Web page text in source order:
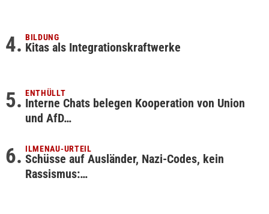
BILDUNG
Kitas als Integrationskraftwerke
ENTHÜLLT
Interne Chats belegen Kooperation von Union
und AfD…
ILMENAU-URTEIL
Schüsse auf Ausländer, Nazi-Codes, kein
Rassismus:…